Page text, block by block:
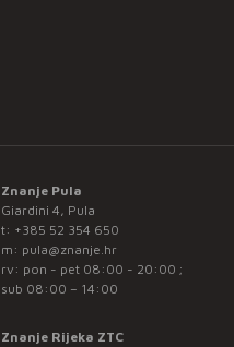
Znanje Pula
Giardini 4, Pula
t: +385 52 354 650
m: pula@znanje.hr
rv: pon - pet 08:00 - 20:00 ;
sub 08:00 – 14:00
Znanje Rijeka ZTC